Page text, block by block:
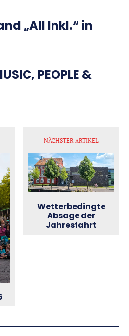
„All Inkl.“ in
PEOPLE &
NÄCHSTER ARTIKEL
Wetterbedingte
Absage der
Jahresfahrt